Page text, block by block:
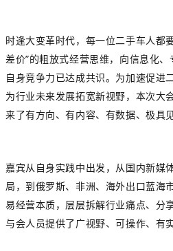
时逢大变革时代，每一位二手车人都
差价”的粗放式经营思维，向信息化
自身竞争力已达成共识。为加速促进
为行业未来发展拓宽新视野，本次大
来了有方向、有内容、有数据、极具
嘉宾从自身实践中出发，从国内新媒
局，到俄罗斯、非洲、海外出口蓝海
易经营本质，层层拆解行业痛点、分
与会人员提供了广视野、可操作、有